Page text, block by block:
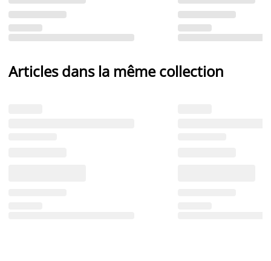
Articles dans la même collection